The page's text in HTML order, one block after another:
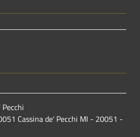
Cassina de' Pecchi MI - 20051 -